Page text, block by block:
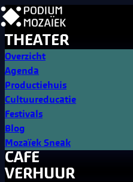
THEATER
Overzicht
Agenda
Productiehuis
Cultuureducatie
Festivals
Blog
Mozaïek Sneak
CAFE
VERHUUR